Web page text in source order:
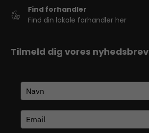
Find forhandler
Find din lokale forhandler her
Tilmeld dig vores nyhedsbrev